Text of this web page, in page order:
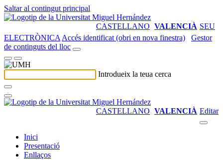
Saltar al contingut principal
CASTELLANO VALENCIÀ SEU
ELECTRÒNICA Accés identificat (obri en nova finestra)
Gestor
de continguts del lloc
Introdueix la teua cerca
CASTELLANO VALENCIÀ Editar
Inici
Presentació
Enllaços